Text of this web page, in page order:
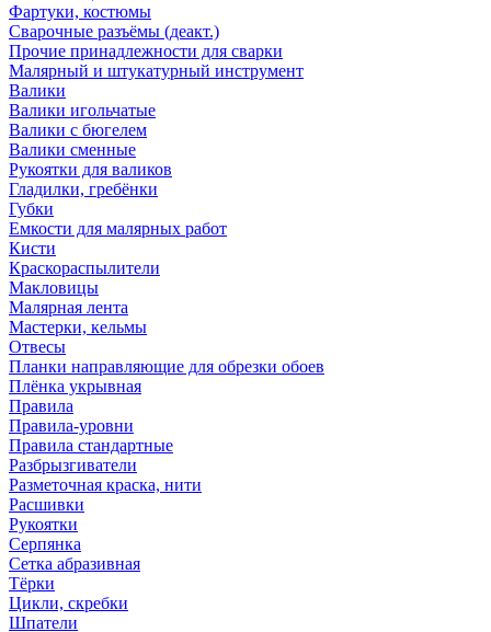
Фартуки, костюмы
Сварочные разъёмы (деакт.)
Прочие принадлежности для сварки
Малярный и штукатурный инструмент
Валики
Валики игольчатые
Валики с бюгелем
Валики сменные
Рукоятки для валиков
Гладилки, гребёнки
Губки
Емкости для малярных работ
Кисти
Краскораспылители
Макловицы
Малярная лента
Мастерки, кельмы
Отвесы
Планки направляющие для обрезки обоев
Плёнка укрывная
Правила
Правила-уровни
Правила стандартные
Разбрызгиватели
Разметочная краска, нити
Расшивки
Рукоятки
Серпянка
Сетка абразивная
Тёрки
Цикли, скребки
Шпатели